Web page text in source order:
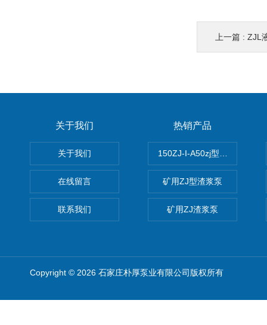
上一篇 : ZJL液
关于我们
关于我们
在线留言
联系我们
热销产品
150ZJ-I-A50zj型渣浆泵
矿用ZJ型渣浆泵
矿用ZJ渣浆泵
Copyright © 2026 石家庄朴厚泵业有限公司版权所有